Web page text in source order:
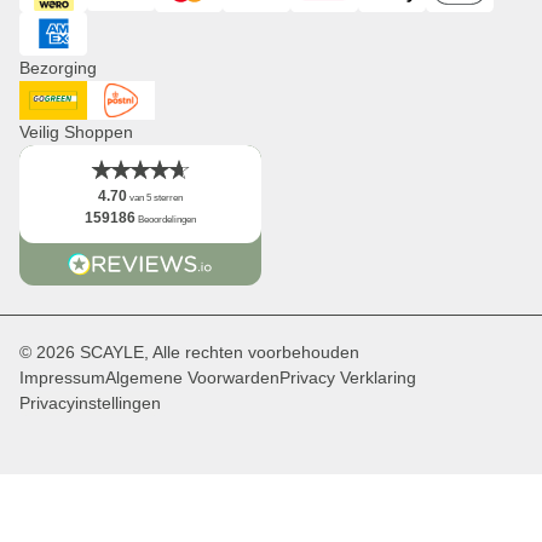
Newsletter
Logo
Feiten
American Express
Bezorging
DHL GoGreenPost NL
Veilig Shoppen
4.70 van 5 sterren
159186 Beoordelingen
© 2026 SCAYLE, Alle rechten voorbehouden
ImpressumAlgemene VoorwardenPrivacy Verklaring
Privacyinstellingen